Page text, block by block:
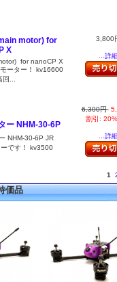
motor) for
X
for nanoCP X
ーター！ kv16600
...
3,800
...詳
ー NHM-30-6P
NHM-30-6P JR
です！ kv3500
6,300円
割引:
...詳
1
価品